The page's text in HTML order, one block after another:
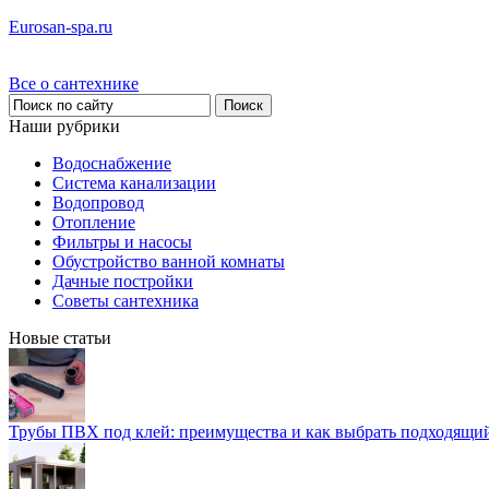
Eurosan-spa.ru
Все о сантехнике
Наши рубрики
Водоснабжение
Система канализации
Водопровод
Отопление
Фильтры и насосы
Обустройство ванной комнаты
Дачные постройки
Советы сантехника
Новые статьи
Трубы ПВХ под клей: преимущества и как выбрать